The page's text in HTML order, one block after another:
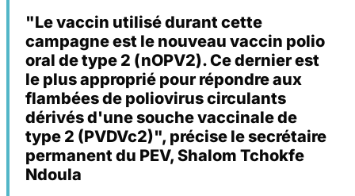
"Le vaccin utilisé durant cette
campagne est le nouveau vaccin polio
oral de type 2 (nOPV2). Ce dernier est
le plus approprié pour répondre aux
flambées de poliovirus circulants
dérivés d'une souche vaccinale de
type 2 (PVDVc2)", précise le secrétaire
permanent du PEV, Shalom Tchokfe
Ndoula